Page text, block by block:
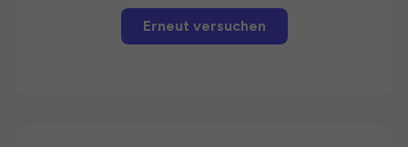
Erneut versuchen